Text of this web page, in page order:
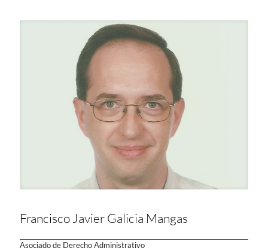
Francisco Javier Galicia Mangas
Asociado de Derecho Administrativo